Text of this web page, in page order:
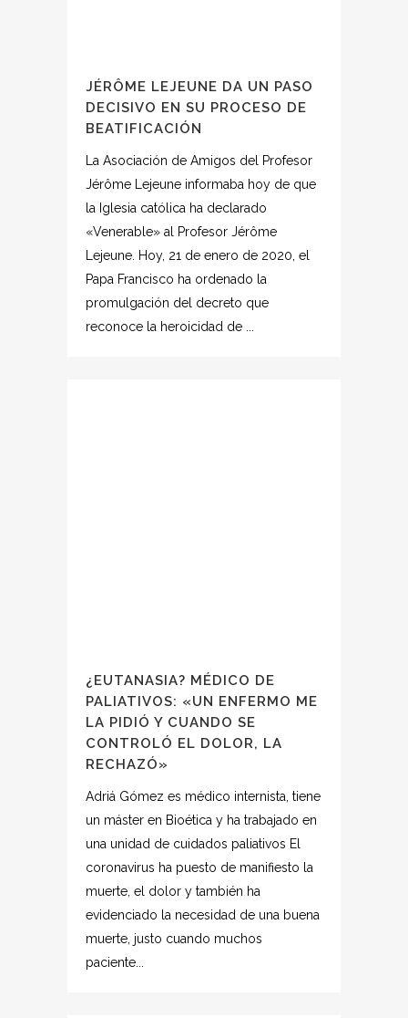
JÉRÔME LEJEUNE DA UN PASO
DECISIVO EN SU PROCESO DE
BEATIFICACIÓN
La Asociación de Amigos del Profesor
Jérôme Lejeune informaba hoy de que
la Iglesia católica ha declarado
«Venerable» al Profesor Jérôme
Lejeune. Hoy, 21 de enero de 2020, el
Papa Francisco ha ordenado la
promulgación del decreto que
reconoce la heroicidad de ...
¿EUTANASIA? MÉDICO DE
PALIATIVOS: «UN ENFERMO ME
LA PIDIÓ Y CUANDO SE
CONTROLÓ EL DOLOR, LA
RECHAZÓ»
Adriá Gómez es médico internista, tiene
un máster en Bioética y ha trabajado en
una unidad de cuidados paliativos El
coronavirus ha puesto de manifiesto la
muerte, el dolor y también ha
evidenciado la necesidad de una buena
muerte, justo cuando muchos
paciente...